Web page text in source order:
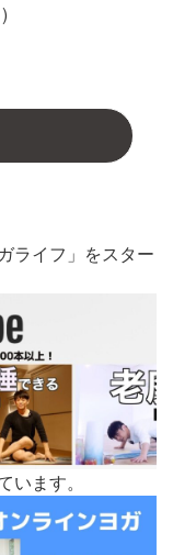
ライフ」をスター
ます。